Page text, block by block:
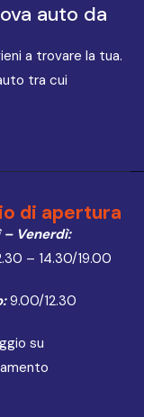
auto da
a trovare la tua.
tra cui
di apertura
– Venerdì:
– 14.30/19.00
9.00/12.30
su